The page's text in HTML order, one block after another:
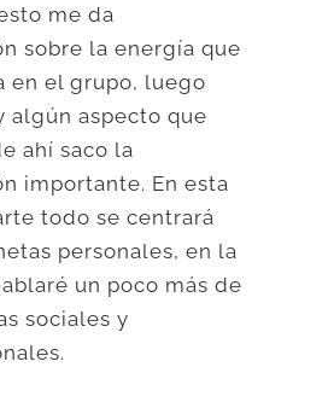
me da
sobre la energía que
en el grupo, luego
algún aspecto que
ahí saco la
importante. En esta
todo se centrará
personales, en la
un poco más de
sociales y